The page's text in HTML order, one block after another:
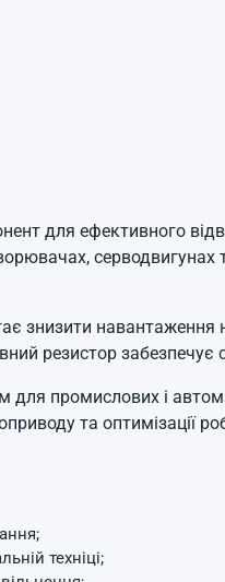
для ефективного
знизити навантаження
резистор забезпечує
промислових і
та оптимізації
техніці;